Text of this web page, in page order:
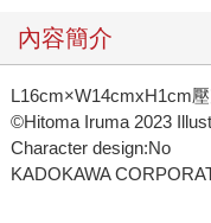
內容簡介
L16cm×W14cmxH1cm
©Hitoma Iruma 2023
Character design:No
KADOKAWA